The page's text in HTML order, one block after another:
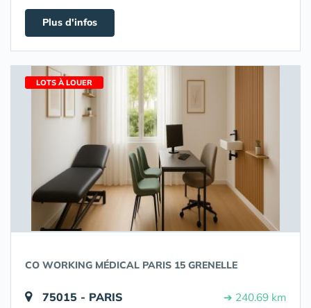
Plus d'infos
LOTS À LOUER
CO WORKING MÉDICAL PARIS 15 GRENELLE
75015 - PARIS ➔ 240.69 km